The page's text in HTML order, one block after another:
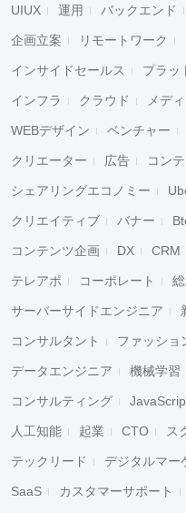
UIUX 運用 バックエンド
企画立案 リモートワーク
インサイドセールス プラッ
インフラ クラウド メデ
WEBデザイン ベンチャー
クリエーター 広告 コン
シェアリングエコノミー
クリエイティブ バナー
コンテンツ企画 DX CRM
テレアポ コーポレート
サーバーサイドエンジニア
コンサルタント ファッショ
データエンジニア 機械学習
コンサルティング
人工知能 起業 CTO ス
テックリード デジタルマー
SaaS カスタマーサポート